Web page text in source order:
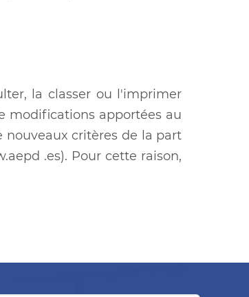
la classer ou l'imprimer
modifications apportées au
nouveaux critères de la part
.es). Pour cette raison,